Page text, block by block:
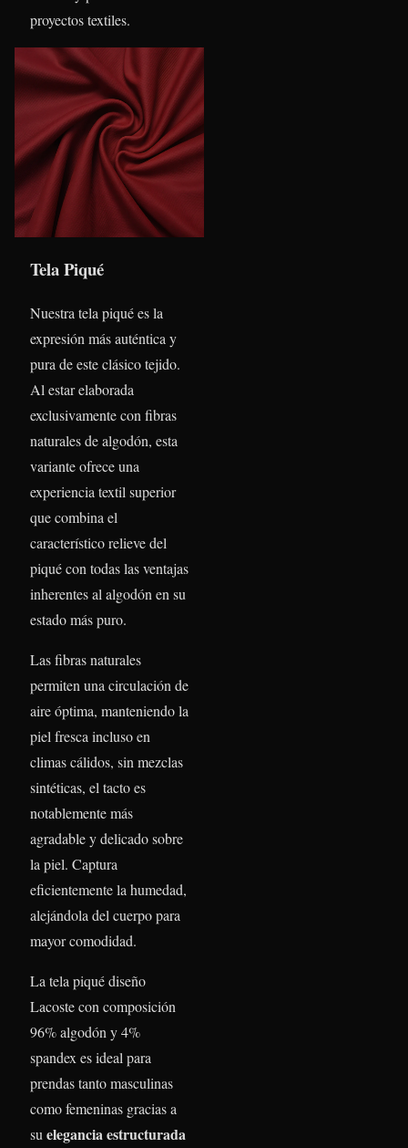
proyectos textiles.
Tela Piqué
Nuestra tela piqué es la
expresión más auténtica y
pura de este clásico tejido.
Al estar elaborada
exclusivamente con fibras
naturales de algodón, esta
variante ofrece una
experiencia textil superior
que combina el
característico relieve del
piqué con todas las ventajas
inherentes al algodón en su
estado más puro.
Las fibras naturales
permiten una circulación de
aire óptima, manteniendo la
piel fresca incluso en
climas cálidos, sin mezclas
sintéticas, el tacto es
notablemente más
agradable y delicado sobre
la piel. Captura
eficientemente la humedad,
alejándola del cuerpo para
mayor comodidad.
La tela piqué diseño
Lacoste con composición
96% algodón y 4%
spandex es ideal para
prendas tanto masculinas
como femeninas gracias a
suelegancia estructurada